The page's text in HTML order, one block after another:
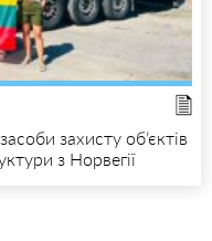
захисту об’єктів
з Норвегії